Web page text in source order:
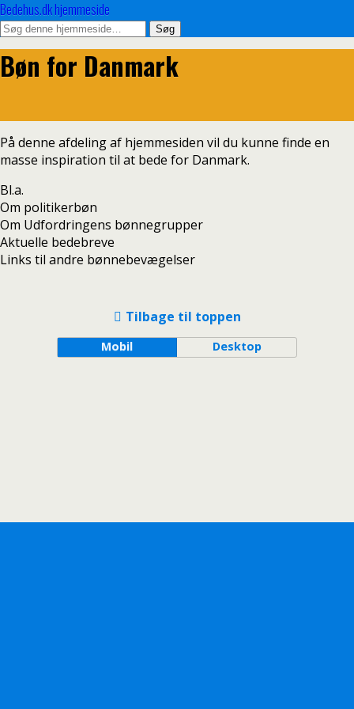
Bedehus.dk hjemmeside
Bøn for Danmark
På denne afdeling af hjemmesiden vil du kunne finde en
masse inspiration til at bede for Danmark.
Bl.a.
Om politikerbøn
Om Udfordringens bønnegrupper
Aktuelle bedebreve
Links til andre bønnebevægelser
Tilbage til toppen
Mobil Desktop